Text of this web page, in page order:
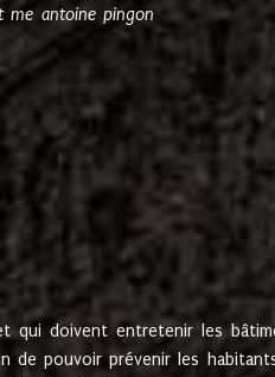
me antoine pingon
qui doivent entretenir les
de pouvoir prévenir les